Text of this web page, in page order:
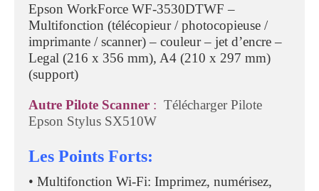
Epson WorkForce WF-3530DTWF –
Multifonction (télécopieur / photocopieuse /
imprimante / scanner) – couleur – jet d’encre –
Legal (216 x 356 mm), A4 (210 x 297 mm)
(support)
Autre Pilote Scanner : Télécharger Pilote
Epson Stylus SX510W
Les Points Forts:
• Multifonction Wi-Fi: Imprimez, numérisez,